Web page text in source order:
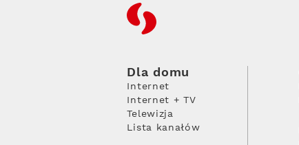
RFC
Dla domu
Internet
Internet + TV
Telewizja
Lista kanałów